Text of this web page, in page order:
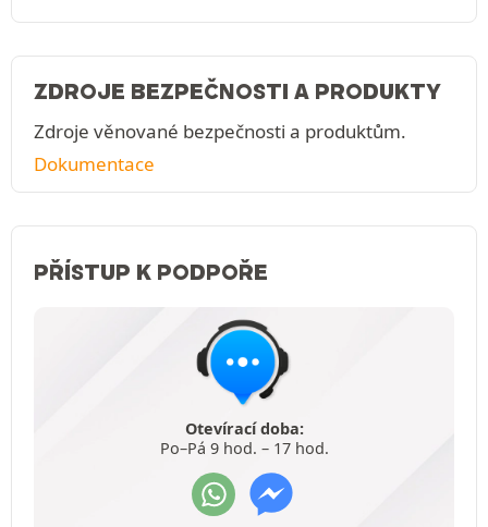
ZDROJE BEZPEČNOSTI A PRODUKTY
Zdroje věnované bezpečnosti a produktům.
Dokumentace
PŘÍSTUP K PODPOŘE
Otevírací doba:
Po–Pá 9 hod. – 17 hod.